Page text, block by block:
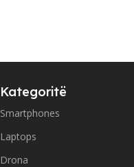
Kategoritë
Smartphones
Laptops
Drona